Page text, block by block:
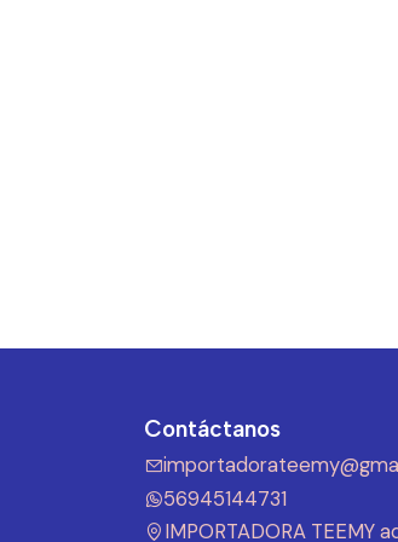
Contáctanos
56945144731
IMPORTADORA TEEMY